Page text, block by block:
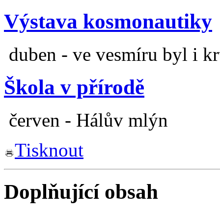
Výstava kosmonautiky
duben - ve vesmíru byl i
Škola v přírodě
červen - Hálův mlýn
Tisknout
Doplňující obsah